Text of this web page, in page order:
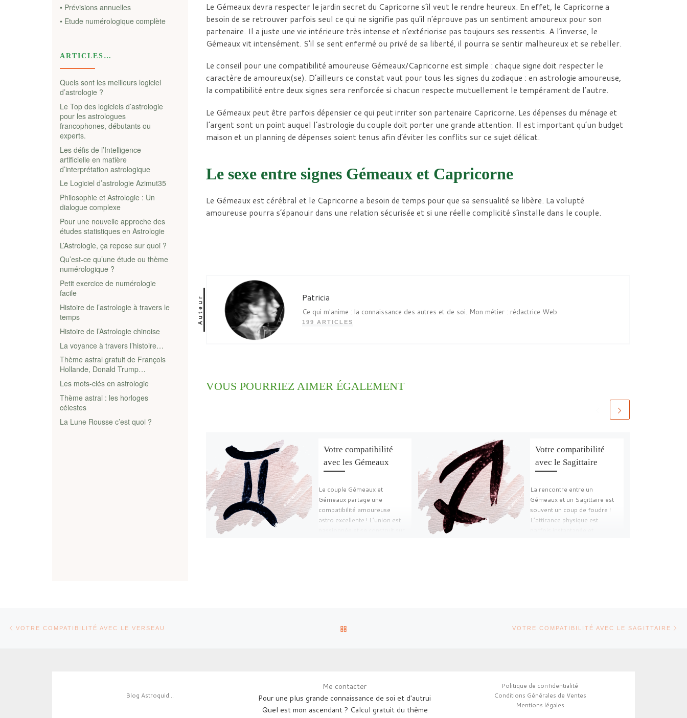
Le Gémeaux devra respecter le jardin secret du Capricorne s’il veut le rendre heureux. En effet, le Capricorne a
besoin de se retrouver parfois seul ce qui ne signifie pas qu’il n’éprouve pas un sentiment amoureux pour son
partenaire. Il a juste une vie intérieure très intense et n’extériorise pas toujours ses ressentis. A l’inverse, le
Gémeaux vit intensément. S’il se sent enfermé ou privé de sa liberté, il pourra se sentir malheureux et se rebeller.
Le conseil pour une compatibilité amoureuse Gémeaux/Capricorne est simple : chaque signe doit respecter le
caractère de amoureux(se). D’ailleurs ce constat vaut pour tous les signes du zodiaque : en astrologie amoureuse,
la compatibilité entre deux signes sera renforcée si chacun respecte mutuellement le tempérament de l’autre.
Le Gémeaux peut être parfois dépensier ce qui peut irriter son partenaire Capricorne. Les dépenses du ménage et
l’argent sont un point auquel l’astrologie du couple doit porter une grande attention. Il est important qu’un budget
maison et un planning de dépenses soient tenus afin d’éviter les conflits sur ce sujet délicat.
Le sexe entre signes Gémeaux et Capricorne
Le Gémeaux est cérébral et le Capricorne a besoin de temps pour que sa sensualité se libère. La volupté
amoureuse pourra s’épanouir dans une relation sécurisée et si une réelle complicité s’installe dans le couple.
Auteur Patricia
Ce qui m'anime : la connaissance des autres et de soi. Mon métier : rédactrice Web
199 ARTICLES
VOUS POURRIEZ AIMER ÉGALEMENT
Votre compatibilité
avec les Gémeaux
Le couple Gémeaux et
Gémeaux partage une
compatibilité amoureuse
astro excellente ! L’union est
Votre compatibilité
avec le Sagittaire
La rencontre entre un
Gémeaux et un Sagittaire est
souvent un coup de foudre !
L’attirance physique est
• Prévisions annuelles
• Etude numérologique complète
ARTICLES…
Quels sont les meilleurs logiciel
d’astrologie ?
Le Top des logiciels d’astrologie
pour les astrologues
francophones, débutants ou
experts.
Les défis de l’Intelligence
artificielle en matière
d’interprétation astrologique
Le Logiciel d’astrologie Azimut35
Philosophie et Astrologie : Un
dialogue complexe
Pour une nouvelle approche des
études statistiques en Astrologie
L’Astrologie, ça repose sur quoi ?
Qu’est-ce qu’une étude ou thème
numérologique ?
Petit exercice de numérologie
facile
Histoire de l’astrologie à travers le
temps
Histoire de l’Astrologie chinoise
La voyance à travers l’histoire…
Thème astral gratuit de François
Hollande, Donald Trump…
Les mots-clés en astrologie
Thème astral : les horloges
célestes
La Lune Rousse c’est quoi ?
Parcourir les articles
VOTRE COMPATIBILITÉ AVEC LE VERSEAU VOTRE COMPATIBILITÉ AVEC LE SAGITTAIRE
Blog Astroquid...
Me contacter
Pour une plus grande connaissance de soi et d'autrui
Quel est mon ascendant ? Calcul gratuit du thème
Politique de confidentialité
Conditions Générales de Ventes
Mentions légales